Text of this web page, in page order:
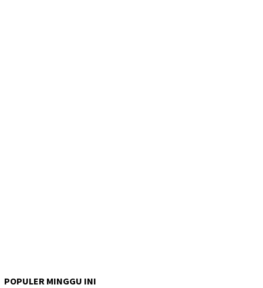
POPULER MINGGU INI